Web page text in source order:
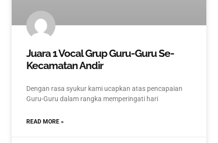
Juara 1 Vocal Grup Guru-Guru Se-
Kecamatan Andir
Dengan rasa syukur kami ucapkan atas pencapaian
Guru-Guru dalam rangka memperingati hari
READ MORE »